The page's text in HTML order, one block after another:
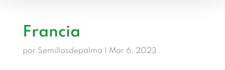
Francia
por Semillasdepalma Mar 6, 2023